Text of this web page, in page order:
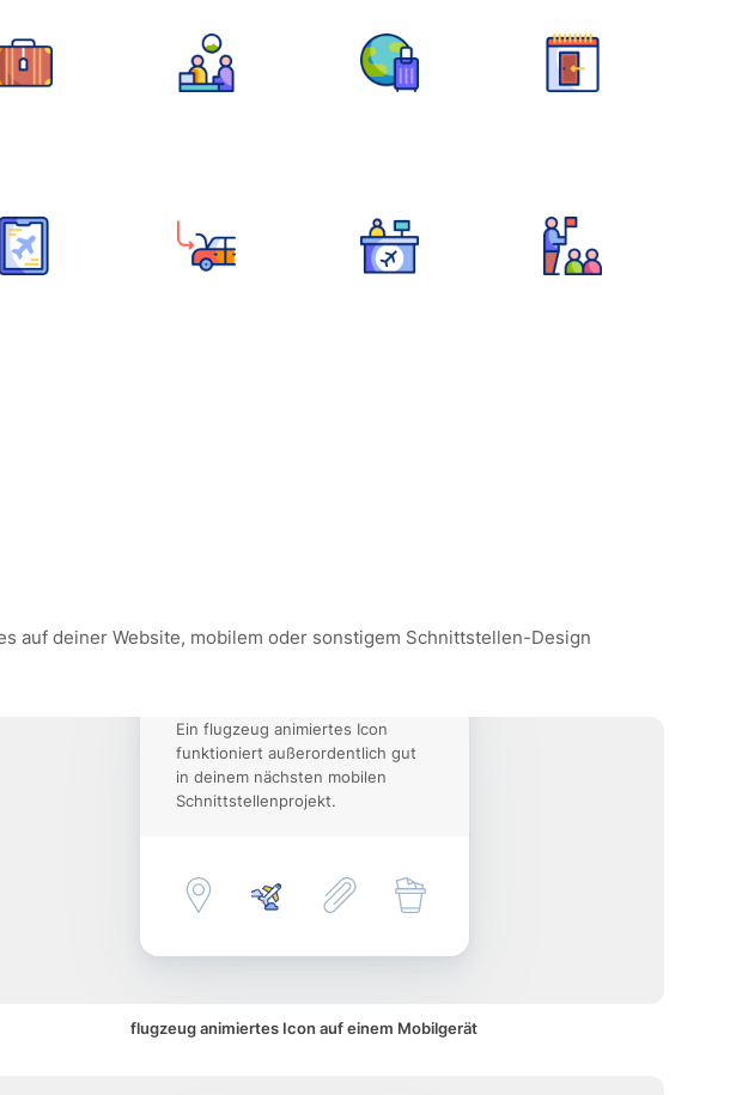
auf deiner Website, mobilem oder sonstigem Schnittstellen-Design
Ein flugzeug animiertes Icon
funktioniert außerordentlich gut
in deinem nächsten mobilen
Schnittstellenprojekt.
flugzeug animiertes Icon auf einem Mobilgerät